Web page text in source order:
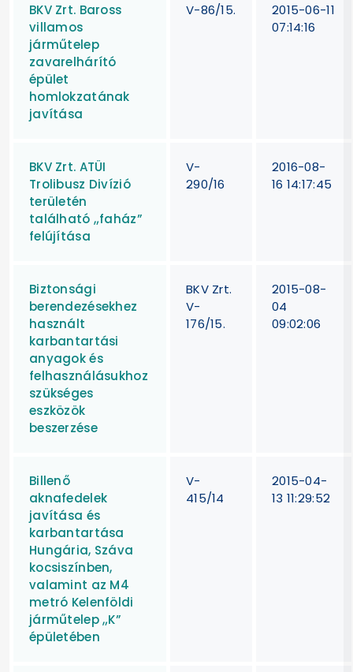
BKV Zrt. Baross
villamos
járműtelep
zavarelhárító
épület
homlokzatának
javítása
V-86/15.
2015-06-11
07:14:16
BKV Zrt. ATÜI
Trolibusz Divízió
területén
található „faház”
felújítása
V-
290/16
2016-08-
16 14:17:45
Biztonsági
berendezésekhez
használt
karbantartási
anyagok és
felhasználásukhoz
szükséges
eszközök
beszerzése
BKV Zrt.
V-
176/15.
2015-08-
04
09:02:06
Billenő
aknafedelek
javítása és
karbantartása
Hungária, Száva
kocsiszínben,
valamint az M4
metró Kelenföldi
járműtelep „K”
épületében
V-
415/14
2015-04-
13 11:29:52